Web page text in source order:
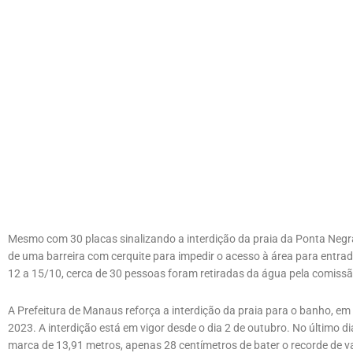
Mesmo com 30 placas sinalizando a interdição da praia da Ponta
de uma barreira com cerquite para impedir o acesso à área para
12 a 15/10, cerca de 30 pessoas foram retiradas da água pela
A Prefeitura de Manaus reforça a interdição da praia para o banho,
2023. A interdição está em vigor desde o dia 2 de outubro. No último
marca de 13,91 metros, apenas 28 centímetros de bater o recorde de